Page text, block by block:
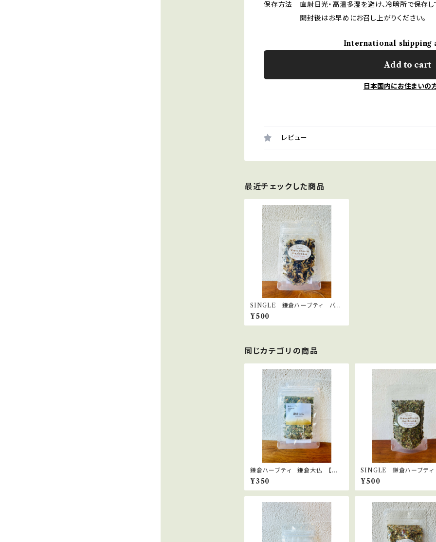
保存方法 直射日光・高温多湿を避け、冷暗所で保存し
開封後はお早めにお召し上がりください。
International shipping
Add to cart
日本国内にお住まいの
レビュー
最近チェックした商品
SINGLE 鎌倉ハーブティ バタ
フライピー
¥500
同じカテゴリの商品
鎌倉ハーブティ 鎌倉大仏 【ティ
ーバッグ】1.5g×2bags
¥350
SINGLE 鎌倉ハーブテ
ーミント 15ｇ
¥500